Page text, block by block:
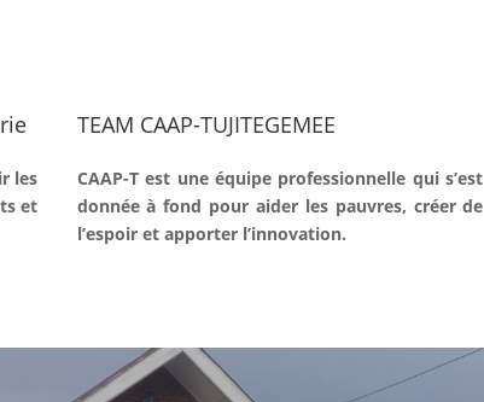
les
et
TEAM CAAP-TUJITEGEMEE
CAAP-T est une équipe professionnelle qui s’est
donnée à fond pour aider les pauvres, créer de
l’espoir et apporter l’innovation.